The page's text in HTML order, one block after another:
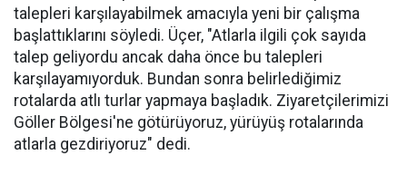
talepleri karşılayabilmek amacıyla yeni bir çalışma
başlattıklarını söyledi. Üçer, "Atlarla ilgili çok sayıda
talep geliyordu ancak daha önce bu talepleri
karşılayamıyorduk. Bundan sonra belirlediğimiz
rotalarda atlı turlar yapmaya başladık. Ziyaretçilerimizi
Göller Bölgesi'ne götürüyoruz, yürüyüş rotalarında
atlarla gezdiriyoruz" dedi.